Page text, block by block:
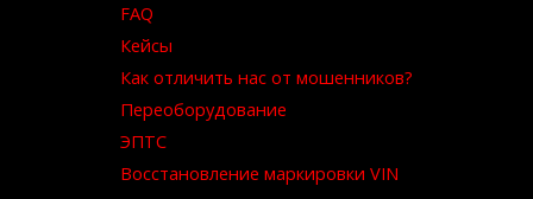
FAQ
Кейсы
Как отличить нас от мошенников?
Переоборудование
ЭПТС
Восстановление маркировки VIN